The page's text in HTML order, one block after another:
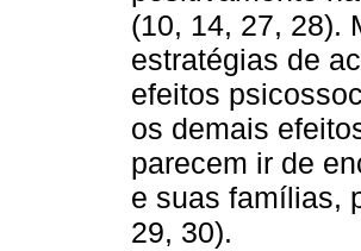
(10, 14, 27, 28).
estratégias de
efeitos
os demais
parecem ir de
e suas famílias,
29, 30).